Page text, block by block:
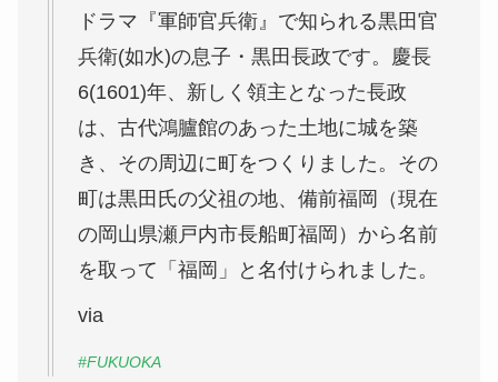
ドラマ『軍師官兵衛』で知られる黒田官
兵衛(如水)の息子・黒田長政です。慶長
6(1601)年、新しく領主となった長政
は、古代鴻臚館のあった土地に城を築
き、その周辺に町をつくりました。その
町は黒田氏の父祖の地、備前福岡（現在
の岡山県瀬戸内市長船町福岡）から名前
を取って「福岡」と名付けられました。
via
#FUKUOKA